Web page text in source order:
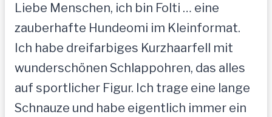
Liebe Menschen, ich bin Folti … eine
zauberhafte Hundeomi im Kleinformat.
Ich habe dreifarbiges Kurzhaarfell mit
wunderschönen Schlappohren, das alles
auf sportlicher Figur. Ich trage eine lange
Schnauze und habe eigentlich immer ein